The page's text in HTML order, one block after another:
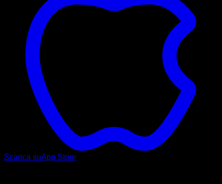
Scarica suApp Store